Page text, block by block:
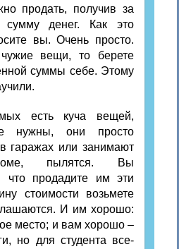
продать, получив за
денег. Как это
вы. Очень просто.
чужие вещи, то берете
суммы себе. Этому
есть куча вещей,
нужны, они просто
гаражах или занимают
пылятся. Вы
что продадите им эти
стоимости возьмете
И им хорошо:
место; и вам хорошо –
но для студента все-